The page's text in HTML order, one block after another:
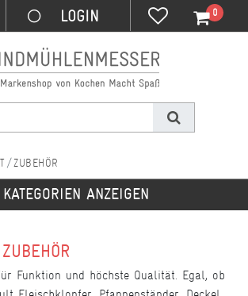
0
ZUBEHÖR
KATEGORIEN ANZEIGEN
Funktion und höchste Qualität. Egal, ob